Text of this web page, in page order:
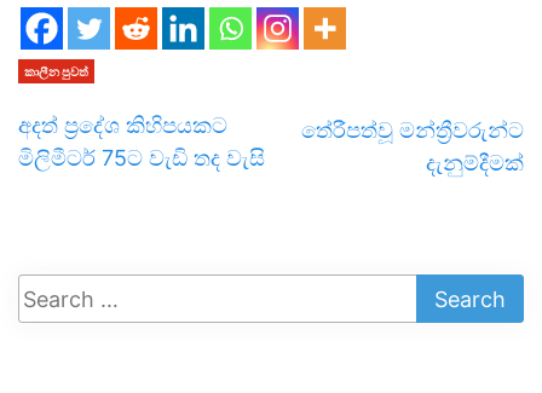
කාලීන පුවත්
අදත් ප්‍රදේශ කිහිපයකට
මිලිමීටර් 75ට වැඩි තද වැසි
තේරීපත්වූ මන්ත්‍රීවරුන්ට
දැනුම්දීමක්